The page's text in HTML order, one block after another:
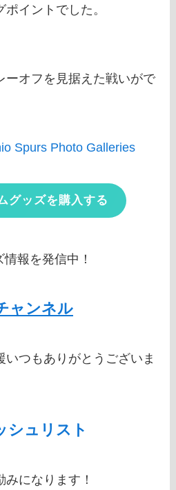
イントでした。
ーオフを見据えた戦いがで
Spurs Photo Galleries
グッズを購入する
報を発信中！
ャンネル
いつもありがとうございま
シュリスト
になります！